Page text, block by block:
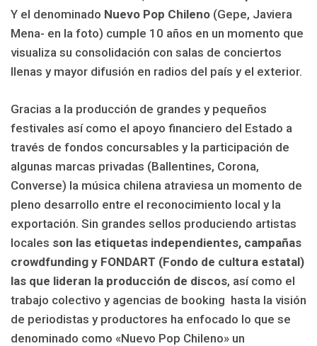
Y el denominado Nuevo Pop Chileno (Gepe, Javiera
Mena- en la foto) cumple 10 años en un momento que
visualiza su consolidación con salas de conciertos
llenas y mayor difusión en radios del país y el exterior.
Gracias a la producción de grandes y pequeños
festivales así como el apoyo financiero del Estado a
través de fondos concursables y la participación de
algunas marcas privadas (Ballentines, Corona,
Converse) la música chilena atraviesa un momento de
pleno desarrollo entre el reconocimiento local y la
exportación. Sin grandes sellos produciendo artistas
locales son las etiquetas independientes, campañas
crowdfunding y FONDART (Fondo de cultura estatal)
las que lideran la producción de discos, así como el
trabajo colectivo y agencias de booking hasta la visión
de periodistas y productores ha enfocado lo que se
denominado como «Nuevo Pop Chileno» un